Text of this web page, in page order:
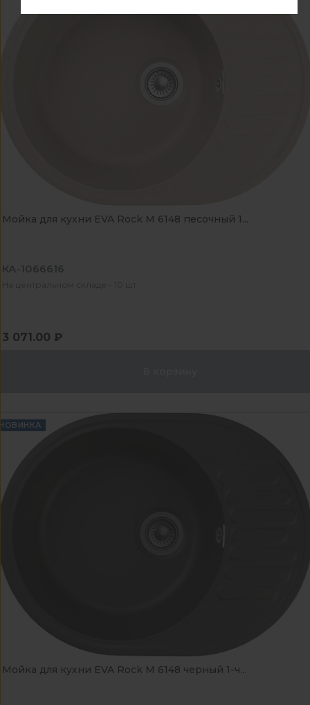
Мойка для кухни EVA Rock М 6148 песочный 1...
КА-1066616
На центральном складе - 10 шт
3 071.00 ₽
Мойка для кухни EVA Rock М 6148 черный 1-ч...